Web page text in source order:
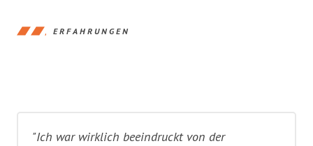
ERFAHRUNGEN
"Ich war wirklich beeindruckt von der